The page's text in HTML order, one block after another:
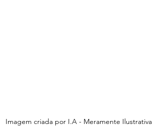
Imagem criada por I.A - Meramente Ilustrativa